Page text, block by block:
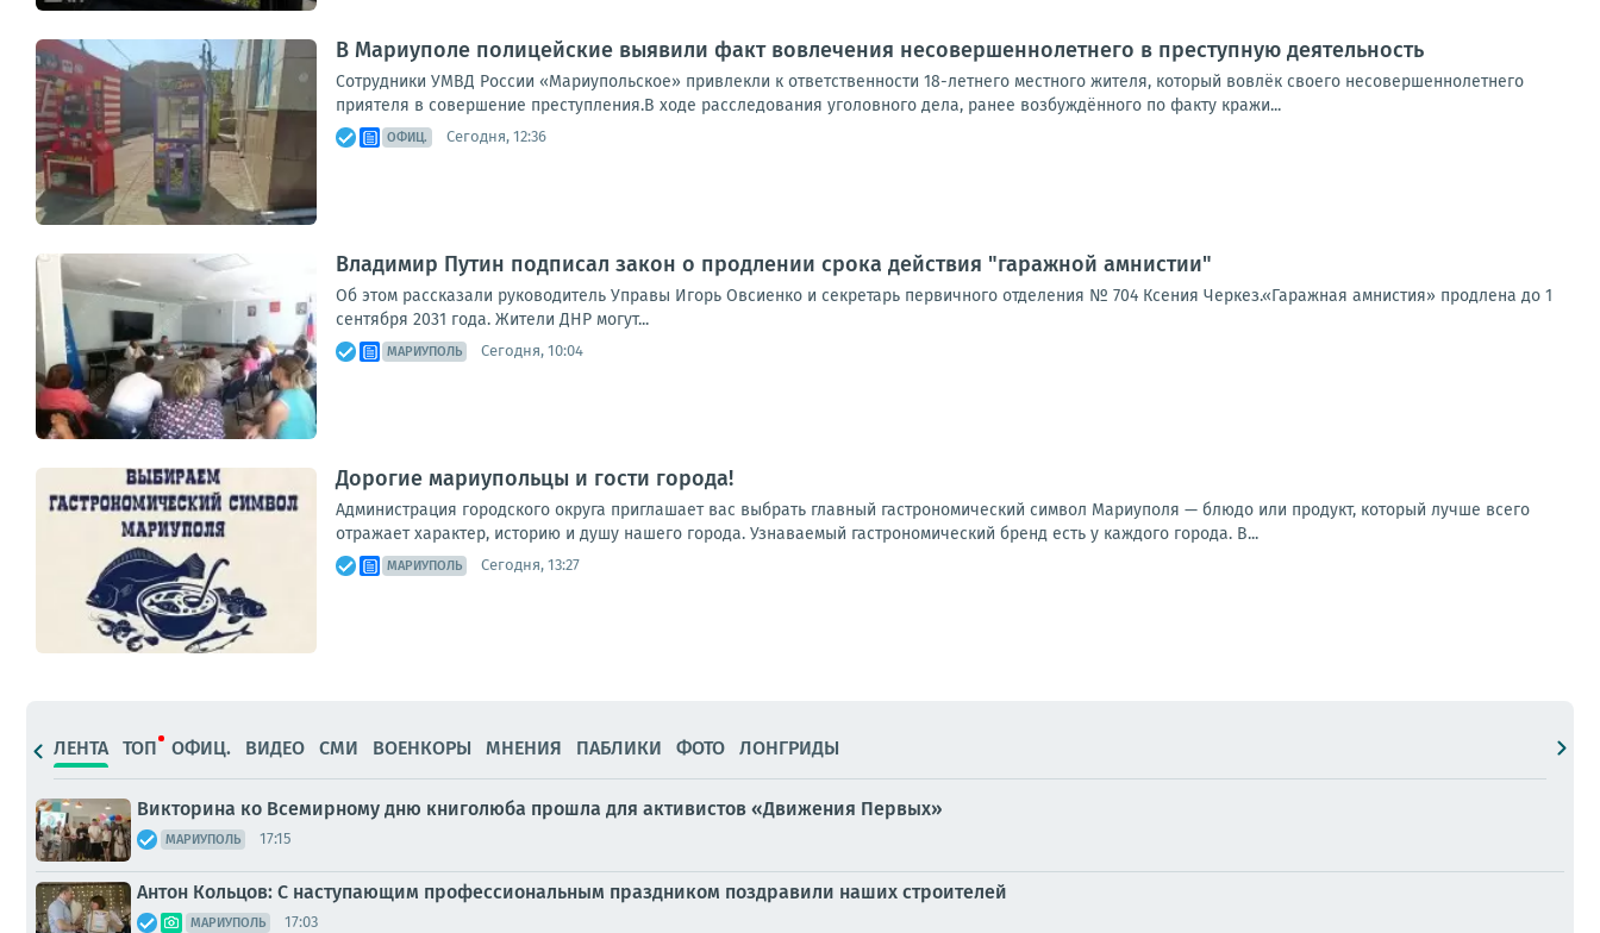
В Мариуполе полицейские выявили факт вовлечения несовершеннолетнего в преступную деятельность
Сотрудники УМВД России «Мариупольское» привлекли к ответственности 18-летнего местного жителя, который вовлёк своего несовершеннолетнего
приятеля в совершение преступления.В ходе расследования уголовного дела, ранее возбуждённого по факту кражи...
ОФИЦ. Сегодня, 12:36
Владимир Путин подписал закон о продлении срока действия "гаражной амнистии"
Об этом рассказали руководитель Управы Игорь Овсиенко и секретарь первичного отделения № 704 Ксения Черкез.«Гаражная амнистия» продлена до 1
сентября 2031 года. Жители ДНР могут...
МАРИУПОЛЬ Сегодня, 10:04
Дорогие мариупольцы и гости города!
Администрация городского округа приглашает вас выбрать главный гастрономический символ Мариуполя — блюдо или продукт, который лучше всего
отражает характер, историю и душу нашего города. Узнаваемый гастрономический бренд есть у каждого города. В...
МАРИУПОЛЬ Сегодня, 13:27
ЛЕНТА ТОП ОФИЦ. ВИДЕО СМИ ВОЕНКОРЫ МНЕНИЯ ПАБЛИКИ ФОТО ЛОНГРИДЫ
Викторина ко Всемирному дню книголюба прошла для активистов «Движения Первых»
МАРИУПОЛЬ 17:15
Антон Кольцов: С наступающим профессиональным праздником поздравили наших строителей
МАРИУПОЛЬ 17:03